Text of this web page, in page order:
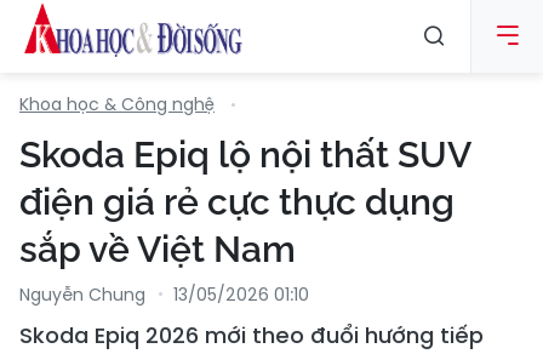
Khoa học & Công nghệ
Skoda Epiq lộ nội thất SUV
điện giá rẻ cực thực dụng
sắp về Việt Nam
Nguyễn Chung 13/05/2026 01:10
Skoda Epiq 2026 mới theo đuổi hướng tiếp